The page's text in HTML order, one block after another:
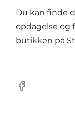
Du kan finde
opdagelse og
butikken på
Facebook